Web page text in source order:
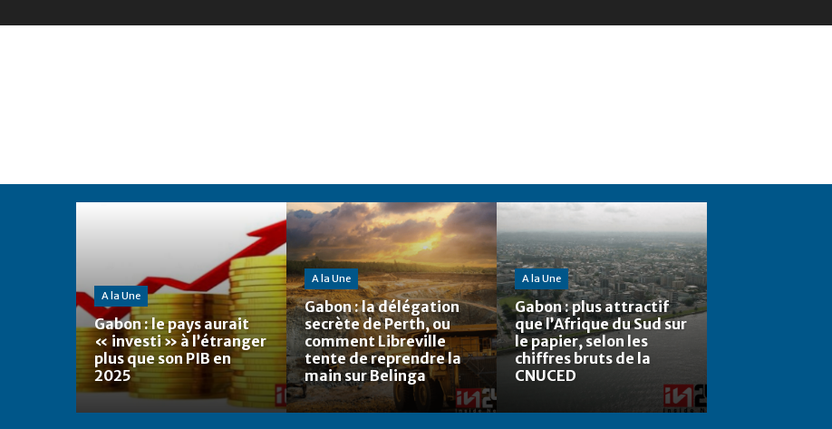
A la Une
Gabon : le pays aurait
« investi » à l’étranger
plus que son PIB en
2025
A la Une
Gabon : la délégation
secrète de Perth, ou
comment Libreville
tente de reprendre la
main sur Belinga
A la Une
Gabon : plus attractif
que l’Afrique du Sud sur
le papier, selon les
chiffres bruts de la
CNUCED